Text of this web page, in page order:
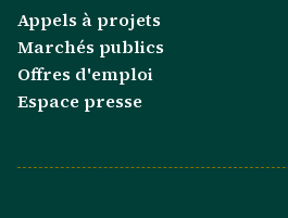
Appels à projets
Marchés publics
Offres d'emploi
Espace presse